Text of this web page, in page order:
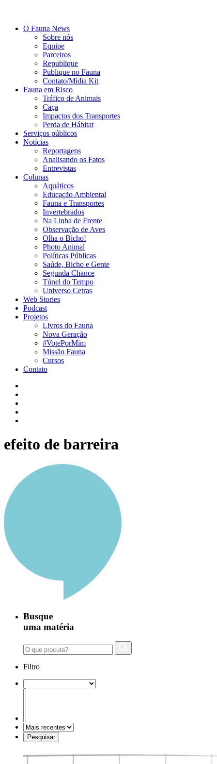
O Fauna News
Sobre nós
Equipe
Parceiros
Republique
Publique no Fauna
Contato/Mídia Kit
Fauna em Risco
Tráfico de Animais
Caça
Impactos dos Transportes
Perda de Hábitat
Serviços públicos
Notícias
Reportagens
Analisando os Fatos
Entrevistas
Colunas
Aquáticos
Educação Ambiental
Fauna e Transportes
Invertebrados
Na Linha de Frente
Observação de Aves
Olha o Bicho!
Photo Animal
Políticas Públicas
Saúde, Bicho e Gente
Segunda Chance
Túnel do Tempo
Universo Cetras
Web Stories
Podcast
Projetos
Livros do Fauna
Nova Geração
#VotePorMim
Missão Fauna
Cursos
Contato
efeito de barreira
Busque
uma matéria
Filtro
Pesquisar